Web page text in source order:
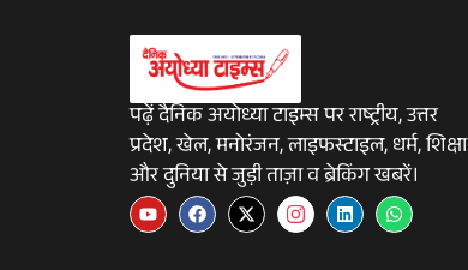
पढ़ें दैनिक अयोध्या टाइम्स पर राष्ट्रीय, उत्तर
प्रदेश, खेल, मनोरंजन, लाइफस्टाइल, धर्म, शिक्षा
और दुनिया से जुड़ी ताज़ा व ब्रेकिंग खबरें।